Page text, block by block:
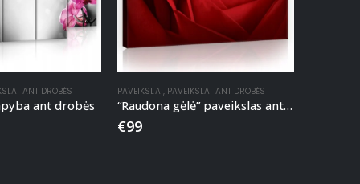
ANT DROBĖS
ant drobės
PAVEIKSLAI, PAVEIKSLAI ANT DROBĖS
“Raudona gėlė” paveikslas ant drobės
€99